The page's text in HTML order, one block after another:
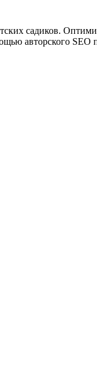
садиков.
авторского SEO